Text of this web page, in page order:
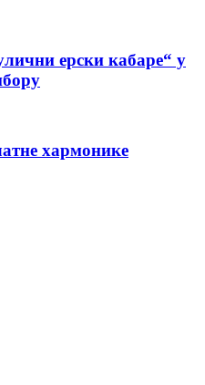
ерски кабаре“ у
хармонике